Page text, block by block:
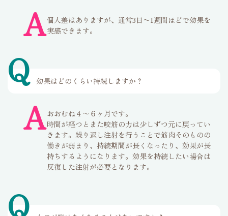
A個人差はありますが、通常3日〜1週間ほどで効果を
実感できます。
Q 効果はどのくらい持続しますか？
Aおおむね４〜６ヶ月です。
時間が経つとまた咬筋の力は少しずつ元に戻ってい
きます。繰り返し注射を行うことで筋肉そのものの
働きが弱まり、持続期間が長くなったり、効果が長
持ちするようになります。効果を持続したい場合は
反復した注射が必要となります。
Q